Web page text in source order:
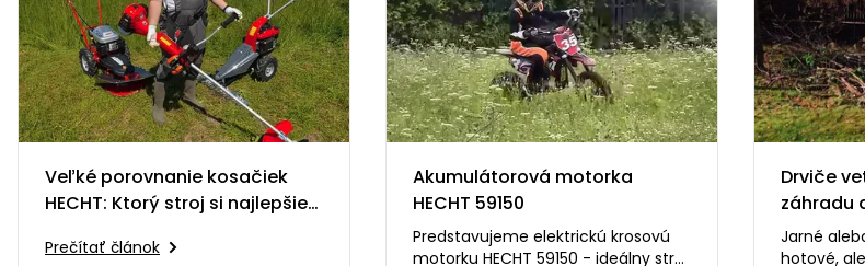
Veľké porovnanie kosačiek
HECHT: Ktorý stroj si najlepšie
Prečítať článok
Akumulátorová motorka
HECHT 59150
Predstavujeme elektrickú krosovú
motorku HECHT 59150 - ideálny stroj
Drviče
záhradu
mulč
Jarné
hotové,